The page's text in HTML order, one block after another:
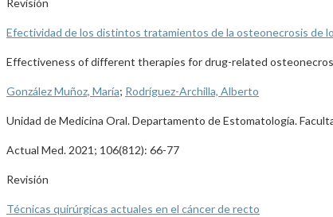
Revisión
Efectividad de los distintos tratamientos de la osteonecrosis de
Effectiveness of different therapies for drug-related
González Muñoz, María; Rodríguez-Archilla, Alberto
Unidad de Medicina Oral. Departamento de Estomatología.
Actual Med. 2021; 106(812): 66-77
Revisión
Técnicas quirúrgicas actuales en el cáncer de recto